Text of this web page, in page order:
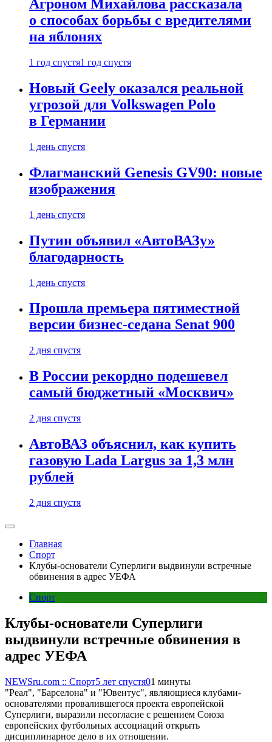
Агроном Михайлова рассказала
о способах борьбы с вредителями
на яблонях
1 год спустя1 год спустя
Новый Geely оказался реальной
угрозой для Volkswagen Polo
в Германии
1 день спустя
Флагманский Genesis GV90: новые
изображения
1 день спустя
Путин объявил «АвтоВАЗу»
благодарность
1 день спустя
Прошла премьера пятиместной
версии бизнес-седана Senat 900
2 дня спустя
В России рекордно подешевел
самый бюджетный «Москвич»
2 дня спустя
АвтоВАЗ объяснил, как купить
газовую Lada Largus за 1,3 млн
рублей
2 дня спустя
Главная
Спорт
Клубы-основатели Суперлиги выдвинули встречные
обвинения в адрес УЕФА
Спорт
Клубы-основатели Суперлиги
выдвинули встречные обвинения в
адрес УЕФА
NEWSru.com :: Спорт5 лет спустя01 минуты
"Реал", "Барселона" и "Ювентус", являющиеся клубами-
основателями провалившегося проекта европейской
Суперлиги, выразили несогласие с решением Союза
европейских футбольных ассоциаций открыть
дисциплинарное дело в их отношении.